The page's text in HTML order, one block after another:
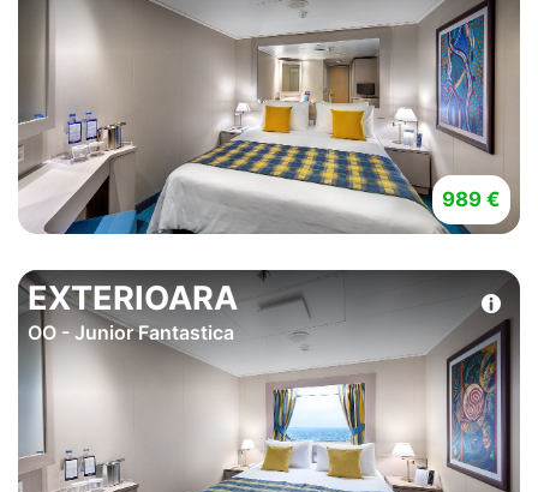
989 €
EXTERIOARA
OO - Junior Fantastica